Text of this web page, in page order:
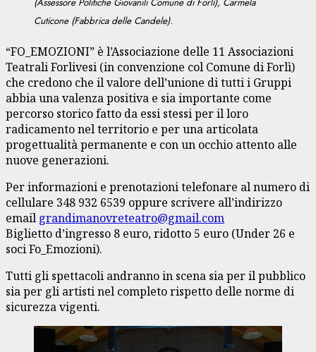
Cuticone (Fabbrica delle Candele).
“FO_EMOZIONI” è l’Associazione delle 11 Associazioni
Teatrali Forlivesi (in convenzione col Comune di Forlì)
che credono che il valore dell’unione di tutti i Gruppi
abbia una valenza positiva e sia importante come
percorso storico fatto da essi stessi per il loro
radicamento nel territorio e per una articolata
progettualità permanente e con un occhio attento alle
nuove generazioni.
Per informazioni e prenotazioni telefonare al numero di
cellulare 348 932 6539 oppure scrivere all’indirizzo
email grandimanovreteatro@gmail.com
Biglietto d’ingresso 8 euro, ridotto 5 euro (Under 26 e
soci Fo_Emozioni).
Tutti gli spettacoli andranno in scena sia per il pubblico
sia per gli artisti nel completo rispetto delle norme di
sicurezza vigenti.